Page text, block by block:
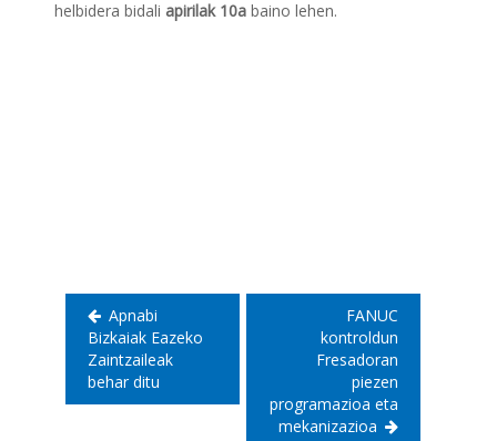
helbidera bidali apirilak 10abaino lehen.
Apnabi
Bizkaiak Eazeko
Zaintzaileak
behar ditu
FANUC
kontroldun
Fresadoran
piezen
programazioa eta
mekanizazioa